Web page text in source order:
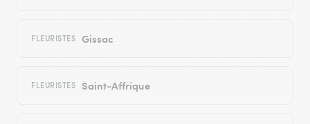
FLEURISTES Gissac
FLEURISTES Saint-Affrique